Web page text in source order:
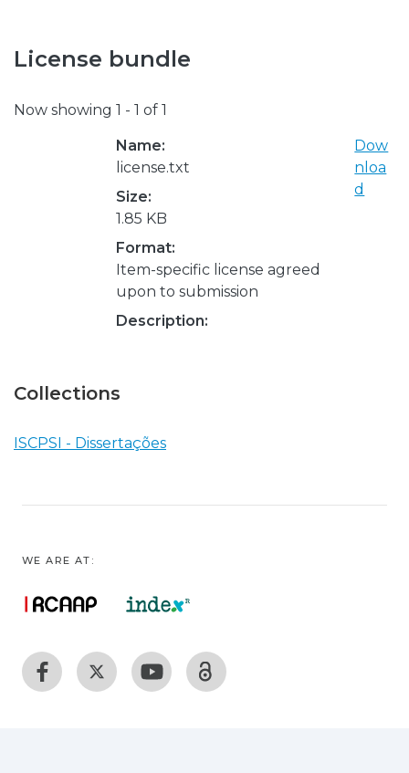
License bundle
Now showing 1 - 1 of 1
Name:
license.txt
Size:
1.85 KB
Format:
Item-specific license agreed
upon to submission
Description:
Dow
nloa
d
Collections
ISCPSI - Dissertações
WE ARE AT: